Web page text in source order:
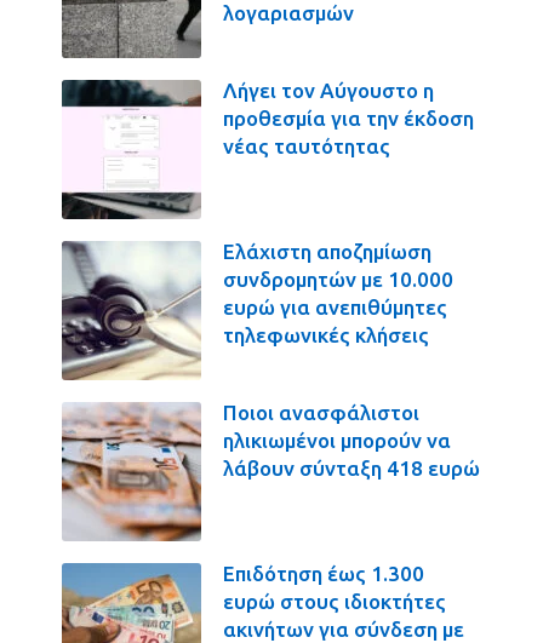
λογαριασμών
Λήγει τον Αύγουστο η
προθεσμία για την έκδοση
νέας ταυτότητας
Ελάχιστη αποζημίωση
συνδρομητών με 10.000
ευρώ για ανεπιθύμητες
τηλεφωνικές κλήσεις
Ποιοι ανασφάλιστοι
ηλικιωμένοι μπορούν να
λάβουν σύνταξη 418 ευρώ
Επιδότηση έως 1.300
ευρώ στους ιδιοκτήτες
ακινήτων για σύνδεση με